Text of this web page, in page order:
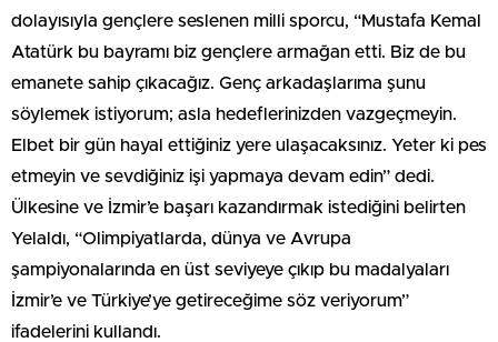
dolayısıyla gençlere seslenen milli sporcu, “Mustafa Kemal
Atatürk bu bayramı biz gençlere armağan etti. Biz de bu
emanete sahip çıkacağız. Genç arkadaşlarıma şunu
söylemek istiyorum; asla hedeflerinizden vazgeçmeyin.
Elbet bir gün hayal ettiğiniz yere ulaşacaksınız. Yeter ki pes
etmeyin ve sevdiğiniz işi yapmaya devam edin” dedi.
Ülkesine ve İzmir’e başarı kazandırmak istediğini belirten
Yelaldı, “Olimpiyatlarda, dünya ve Avrupa
şampiyonalarında en üst seviyeye çıkıp bu madalyaları
İzmir’e ve Türkiye’ye getireceğime söz veriyorum”
ifadelerini kullandı.